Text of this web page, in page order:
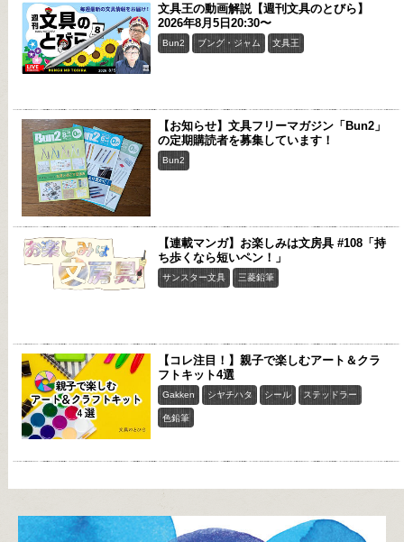
文具王の動画解説【週刊文具のとびら】
2026年8月5日20:30〜
Bun2 ブング・ジャム 文具王
【お知らせ】文具フリーマガジン「Bun2」
の定期購読者を募集しています！
Bun2
【連載マンガ】お楽しみは文房具 #108「持
ち歩くなら短いペン！」
サンスター文具 三菱鉛筆
【コレ注目！】親子で楽しむアート＆クラ
フトキット4選
Gakken シヤチハタ シール ステッドラー
色鉛筆